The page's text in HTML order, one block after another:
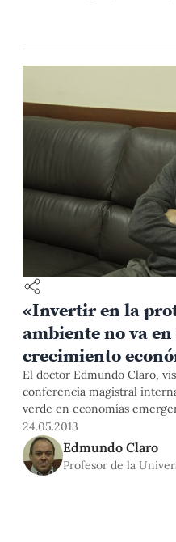
«Invertir en la
ambiente no va
crecimiento
El doctor Edmundo Claro,
conferencia magistral
verde en economías
de Ciencias Sociales y la
Desarrollo Sostenible.
obstáculos a los que se
implementar este concepto
24.05.2013
Edmundo Claro
Profesor de la